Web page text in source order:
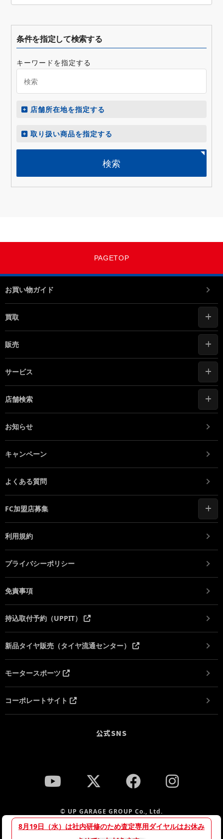
条件を指定して検索する
キーワードを指定する
店舗所在地を指定する
取り扱い商品を指定する
検索
8月19日（水）は社内研修のため査定専用ダイヤルはお休み
PAGETOP
お買い物ガイド
買取
販売
サービス
店舗検索
お知らせ
キャンペーン
よくある質問
FC加盟店募集
利用規約
プライバシーポリシー
免責事項
持込取付予約（UPPIT）
新品タイヤ販売（タイヤ流通センター）
モータースポーツ
コーポレートサイト
公式SNS
© UP GARAGE GROUP Co., Ltd.